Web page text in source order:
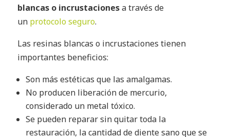
blancas o incrustacionesa través de
un protocolo seguro.
Las resinas blancas o incrustaciones tienen
importantes beneficios:
Son más estéticas que las amalgamas.
No producen liberación de mercurio,
considerado un metal tóxico.
Se pueden reparar sin quitar toda la
restauración, la cantidad de diente sano que se